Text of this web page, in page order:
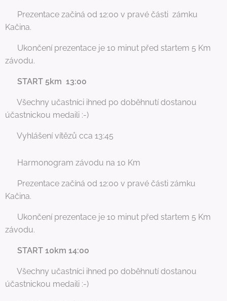
📍 Prezentace začíná od 12:00 v pravé části zámku
Kačina.
⏰ Ukončení prezentace je 10 minut před startem 5 Km
závodu.
START 5km 13:00
🏁 Všechny učastníci ihned po doběhnutí dostanou
účastnickou medaili :-)
🥇 Vyhlášení vítězů cca 13:45
📅 Harmonogram závodu na 10 Km
📍 Prezentace začíná od 12:00 v pravé části zámku
Kačina.
⏰ Ukončení prezentace je 10 minut před startem 5 Km
závodu.
START 10km 14:00
🏁 Všechny učastníci ihned po doběhnutí dostanou
účastnickou medaili :-)